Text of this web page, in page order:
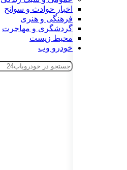
اخبار حوادث و سوانح
فرهنگی و هنری
گردشگری و مهاجرت
محیط زیست
خودرو وب